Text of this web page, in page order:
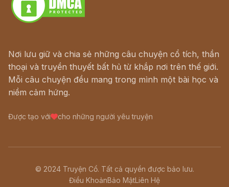
Nơi lưu giữ và chia sẻ những câu chuyện cổ tích, thần
thoại và truyền thuyết bất hủ từ khắp nơi trên thế giới.
Mỗi câu chuyện đều mang trong mình một bài học và
niềm cảm hứng.
Được tạo với cho những người yêu truyện
© 2024 Truyện Cổ. Tất cả quyền được bảo lưu.
Điều KhoảnBảo MậtLiên Hệ